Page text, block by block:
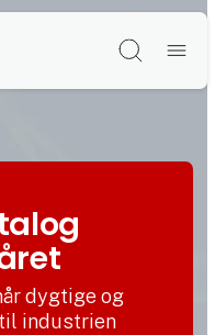
Søg
dygtige og
industrien